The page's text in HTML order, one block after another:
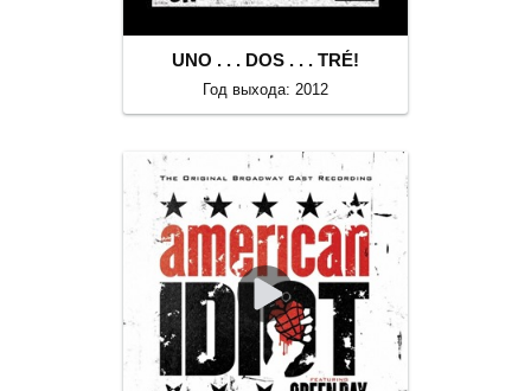
UNO . . . DOS . . . TRÉ!
Год выхода: 2012